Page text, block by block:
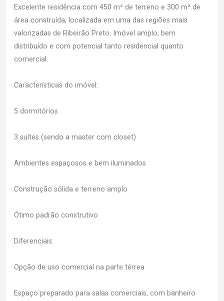
Excelente residência com 450 m² de terreno e 300 m² de
área construída, localizada em uma das regiões mais
valorizadas de Ribeirão Preto. Imóvel amplo, bem
distribuído e com potencial tanto residencial quanto
comercial.
Características do imóvel:
5 dormitórios
3 suítes (sendo a master com closet)
Ambientes espaçosos e bem iluminados
Construção sólida e terreno amplo
Ótimo padrão construtivo
Diferenciais:
Opção de uso comercial na parte térrea
Espaço preparado para salas comerciais, com banheiro